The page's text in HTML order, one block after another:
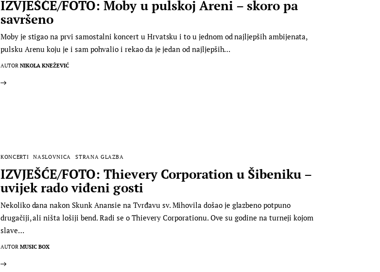
IZVJEŠĆE/FOTO: Moby u pulskoj Areni – skoro pa
savršeno
Moby je stigao na prvi samostalni koncert u Hrvatsku i to u jednom od najljepših ambijenata,
pulsku Arenu koju je i sam pohvalio i rekao da je jedan od najljepših…
AUTOR NIKOLA KNEŽEVIĆ
KONCERTI NASLOVNICA STRANA GLAZBA
IZVJEŠĆE/FOTO: Thievery Corporation u Šibeniku –
uvijek rado viđeni gosti
Nekoliko dana nakon Skunk Anansie na Tvrđavu sv. Mihovila došao je glazbeno potpuno
drugačiji, ali ništa lošiji bend. Radi se o Thievery Corporationu. Ove su godine na turneji kojom
slave…
AUTOR MUSIC BOX